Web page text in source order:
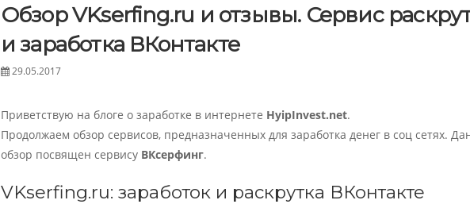
Обзор VKserfing.ru и отзывы. Сервис
и заработка ВКонтакте
29.05.2017
Приветствую на блоге о заработке в интернете HyipInvest.net.
Продолжаем обзор сервисов, предназначенных для заработка денег в соц сетях.
обзор посвящен сервису ВКсерфинг.
VKserfing.ru: заработок и раскрутка ВКонтакте